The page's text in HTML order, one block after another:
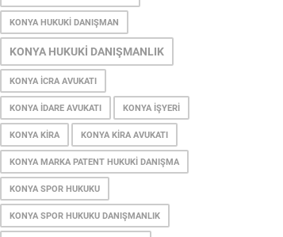
KONYA HUKUKI DANIŞMAN
KONYA HUKUKI DANIŞMANLIK
KONYA ICRA AVUKATI
KONYA IDARE AVUKATI KONYA IŞYERI
KONYA KIRA KONYA KIRA AVUKATI
KONYA MARKA PATENT HUKUKI DANIŞMA
KONYA SPOR HUKUKU
KONYA SPOR HUKUKU DANIŞMANLIK